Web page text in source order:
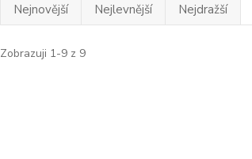
Nejnovější Nejlevnější Nejdražší
Zobrazuji 1-9 z 9